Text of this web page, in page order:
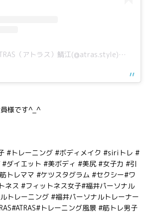
パーソナルジムATRAS（アトラス）鯖江(@atras.style)がシェアした投稿
様です^_^
#トレーニング #ボディメイク #siriトレ #
ダイエット #美ボディ #美尻 #女子力 #引
トレママ #ケツスタグラム #セクシー#ワ
ネス #フィットネス女子#福井パーソナル
トレーニング #福井パーソナルトレーナー
トレーニング風景 #筋トレ男子